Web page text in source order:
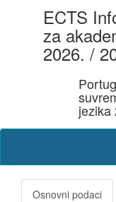
ECTS
za
2026. /
jezika
Osnovni podaci